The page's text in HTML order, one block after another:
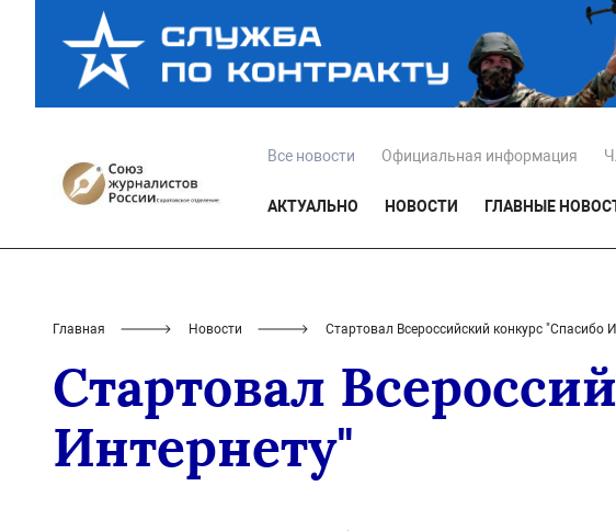
Все новости Официальная информация
АКТУАЛЬНО НОВОСТИ ГЛАВНЫЕ
Главная Новости Стартовал Всероссийский конкурс "Спасибо
Стартовал
Интернету"